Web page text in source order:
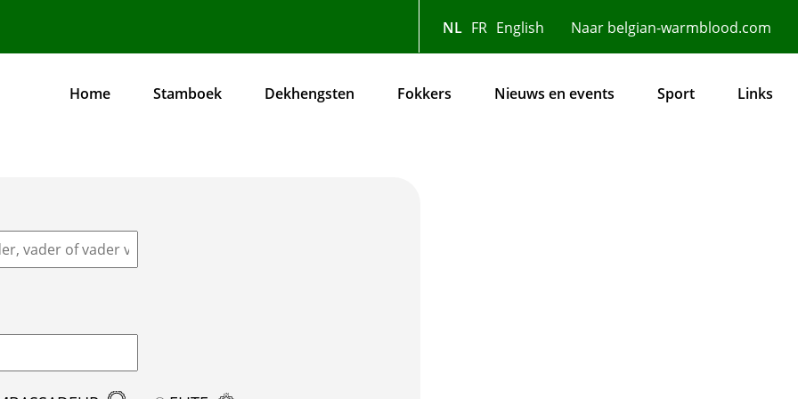
Naar belgian-warmblood.com
NL FR English
Hoofdnavigatie
Home Stamboek Dekhengsten Fokkers Nieuws en events Sport Links